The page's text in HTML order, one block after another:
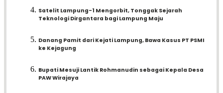
Satelit Lampung-1 Mengorbit, Tonggak Sejarah
Teknologi Dirgantara bagi Lampung Maju
Danang Pamit dari Kejati Lampung, Bawa Kasus PT PSMI
ke Kejagung
Bupati Mesuji Lantik Rohmanudin sebagai Kepala Desa
PAW Wirajaya